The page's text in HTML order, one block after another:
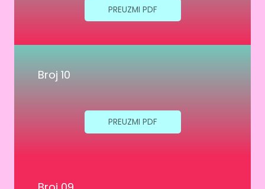
PREUZMI PDF
Broj 10
PREUZMI PDF